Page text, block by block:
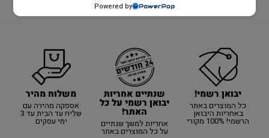
יבואן רשמי!
כל המוצרים באתר
באחריות היבואן
הרשמי! 100% מקורי
שנתיים אחריות
יבואן רשמי על כל
האתר!
אחריות למשך שנתיים
על כל המוצרים באתר
משלוח מהיר
אספקה מהירה עם
שליח עד הבית עד 3
ימי עסקים
Powered by